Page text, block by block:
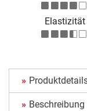
Elastizität
Beschreibung